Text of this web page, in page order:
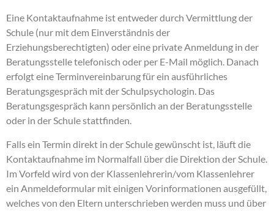
Eine Kontaktaufnahme ist entweder durch Vermittlung der
Schule (nur mit dem Einverständnis der
Erziehungsberechtigten) oder eine private Anmeldung in der
Beratungsstelle telefonisch oder per E-Mail möglich. Danach
erfolgt eine Terminvereinbarung für ein ausführliches
Beratungsgespräch mit der Schulpsychologin. Das
Beratungsgespräch kann persönlich an der Beratungsstelle
oder in der Schule stattfinden.
Falls ein Termin direkt in der Schule gewünscht ist, läuft die
Kontaktaufnahme im Normalfall über die Direktion der Schule.
Im Vorfeld wird von der Klassenlehrerin/vom Klassenlehrer
ein Anmeldeformular mit einigen Vorinformationen ausgefüllt,
welches von den Eltern unterschrieben werden muss und über